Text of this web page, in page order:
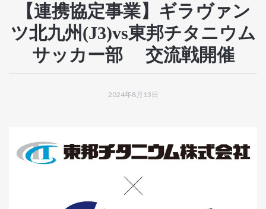
【連携協定事業】ギラヴァン
ツ北九州(J3)vs東邦チタニウム
サッカー部 交流戦開催
2024年8月13日